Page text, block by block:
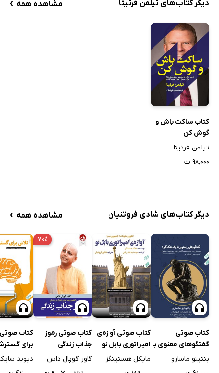
دیگر کتاب‌های تیلمن فرتیتا مشاهده همه ›
کتاب ساکت باش و
گوش کن
تیلمن فرتیتا
۹۸,۰۰۰ ت
دیگر کتاب‌های شادی فروتنیان مشاهده همه ›
کتاب صوتی
گفتگوهای معنوی با
یک شک گرا
بنتینو ماسارو
کتاب صوتی آوازه‌ی
امپراتوری بابل نو
مایکل هستینگز
۷۰٪
کتاب صوتی رموز
جذاب زندگی
گاور گوپال داس
کتاب
برای
انسان
دیوید